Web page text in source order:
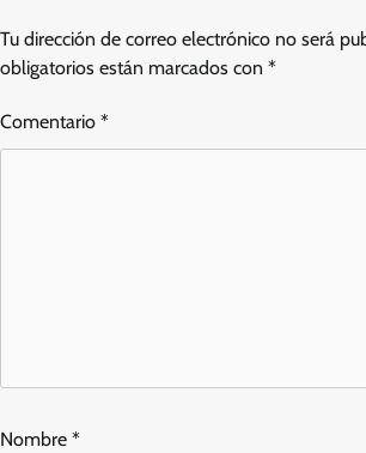
Tu dirección de correo electrónico no será
obligatorios están marcados con *
Comentario *
Nombre *